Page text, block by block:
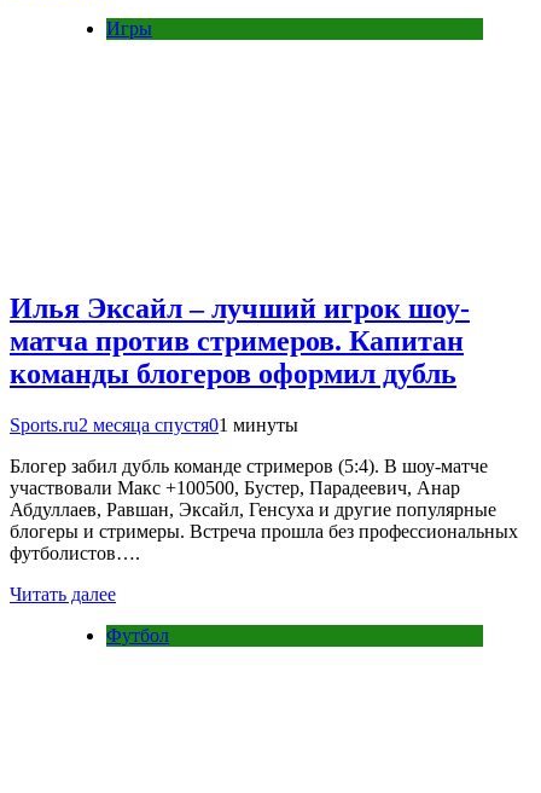
Игры
Илья Эксайл – лучший игрок шоу-
матча против стримеров. Капитан
команды блогеров оформил дубль
Sports.ru2 месяца спустя01 минуты
Блогер забил дубль команде стримеров (5:4). В шоу-матче
участвовали Макс +100500, Бустер, Парадеевич, Анар
Абдуллаев, Равшан, Эксайл, Генсуха и другие популярные
блогеры и стримеры. Встреча прошла без профессиональных
футболистов….
Читать далее
Футбол